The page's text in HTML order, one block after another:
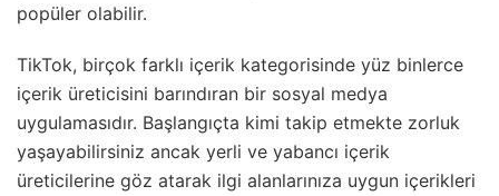
popüler olabilir.
TikTok, birçok farklı içerik kategorisinde yüz binlerce
içerik üreticisini barındıran bir sosyal medya
uygulamasıdır. Başlangıçta kimi takip etmekte zorluk
yaşayabilirsiniz ancak yerli ve yabancı içerik
üreticilerine göz atarak ilgi alanlarınıza uygun içerikleri